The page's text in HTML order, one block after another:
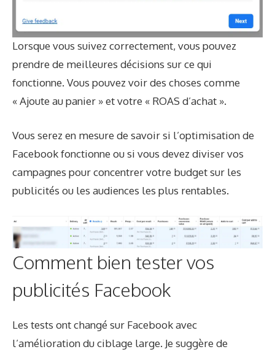
Lorsque vous suivez correctement, vous pouvez
prendre de meilleures décisions sur ce qui
fonctionne. Vous pouvez voir des choses comme
« Ajoute au panier » et votre « ROAS d’achat ».
Vous serez en mesure de savoir si l’optimisation de
Facebook fonctionne ou si vous devez diviser vos
campagnes pour concentrer votre budget sur les
publicités ou les audiences les plus rentables.
Comment bien tester vos
publicités Facebook
Les tests ont changé sur Facebook avec
l’amélioration du ciblage large. Je suggère de